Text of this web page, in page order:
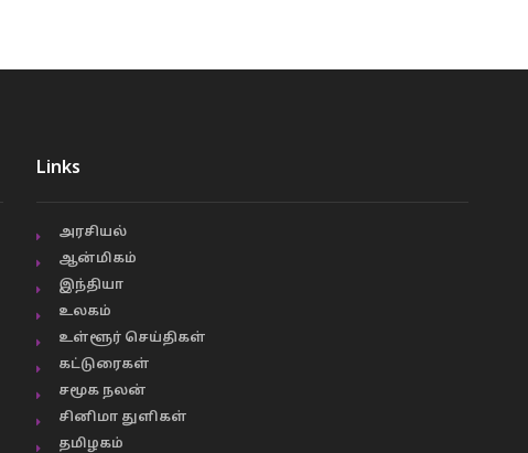
Links
அரசியல்
ஆன்மிகம்
இந்தியா
உலகம்
உள்ளூர் செய்திகள்
கட்டுரைகள்
சமூக நலன்
சினிமா துளிகள்
தமிழகம்